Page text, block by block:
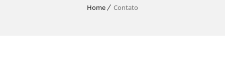
Home Contato